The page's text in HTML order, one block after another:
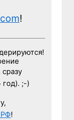
!
год). ;-)
!